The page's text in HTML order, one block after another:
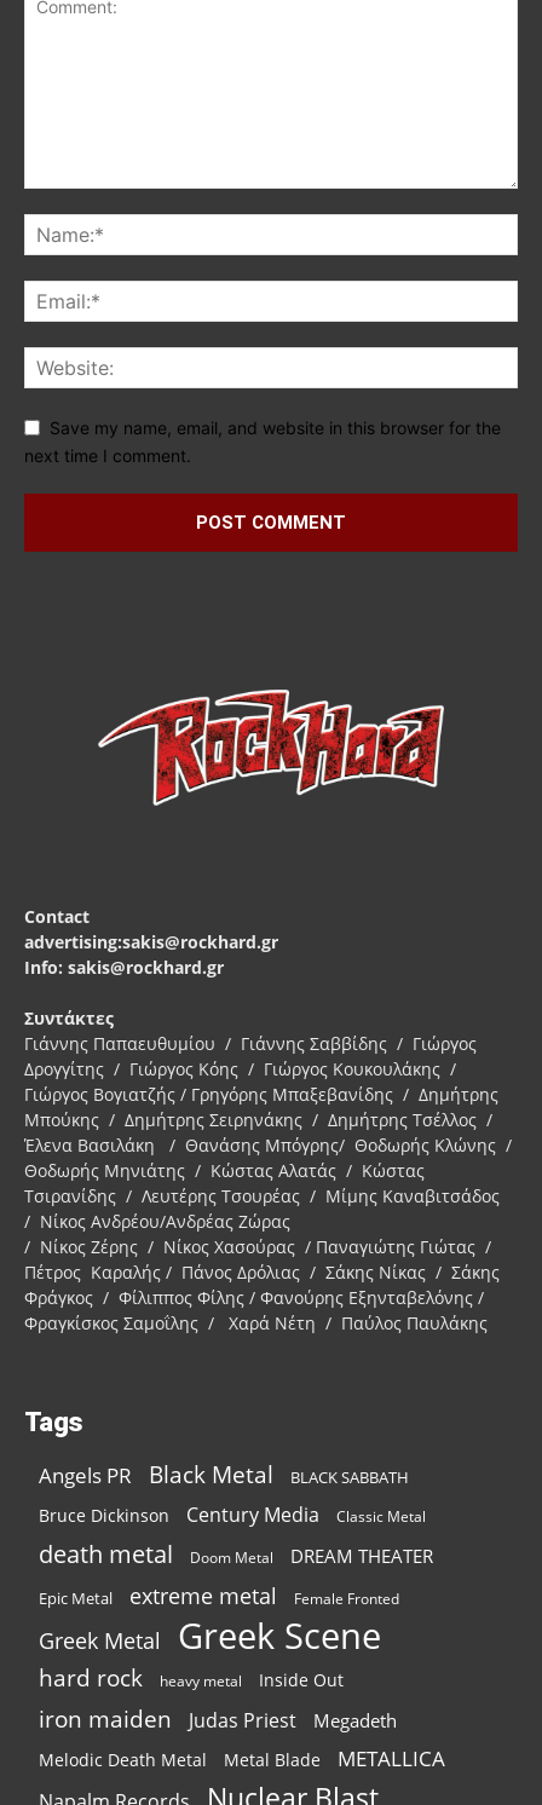
Save my name, email, and website in this browser for the
next time I comment.
Contact
advertising:sakis@rockhard.gr
Info: sakis@rockhard.gr
Συντάκτες
Γιάννης Παπαευθυμίου / Γιάννης Σαββίδης / Γιώργος
Δρογγίτης / Γιώργος Κόης / Γιώργος Κουκουλάκης /
Γιώργος Βογιατζής / Γρηγόρης Μπαξεβανίδης / Δημήτρης
Μπούκης / Δημήτρης Σειρηνάκης / Δημήτρης Τσέλλος /
Έλενα Βασιλάκη / Θανάσης Μπόγρης/ Θοδωρής Κλώνης /
Θοδωρής Μηνιάτης / Κώστας Αλατάς / Κώστας
Τσιρανίδης / Λευτέρης Τσουρέας / Μίμης Καναβιτσάδος
/ Νίκος Ανδρέου/Ανδρέας Ζώρας
/ Νίκος Ζέρης / Νίκος Χασούρας / Παναγιώτης Γιώτας /
Πέτρος Καραλής / Πάνος Δρόλιας / Σάκης Νίκας / Σάκης
Φράγκος / Φίλιππος Φίλης / Φανούρης Εξηνταβελόνης /
Φραγκίσκος Σαμοΐλης / Χαρά Νέτη / Παύλος Παυλάκης
Tags
Angels PR Black Metal BLACK SABBATH
Bruce Dickinson Century Media Classic Metal
death metal Doom Metal DREAM THEATER
Epic Metal extreme metal Female Fronted
Greek Metal Greek Scene
hard rock heavy metal Inside Out
iron maiden Judas Priest Megadeth
Melodic Death Metal Metal Blade METALLICA